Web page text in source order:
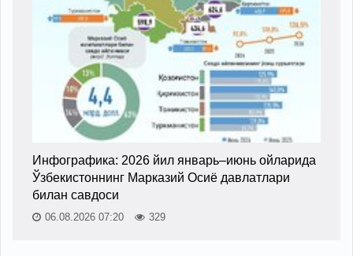
Инфографика: 2026 йил январь–июнь ойларида
Ўзбекистоннинг Марказий Осиё давлатлари
билан савдоси
06.08.2026 07:20 329